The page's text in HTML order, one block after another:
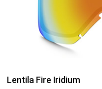
Lentila Fire Iridium